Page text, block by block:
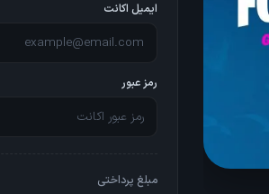
ایمیل اکانت
رمز عبور
مبلغ پرداختی